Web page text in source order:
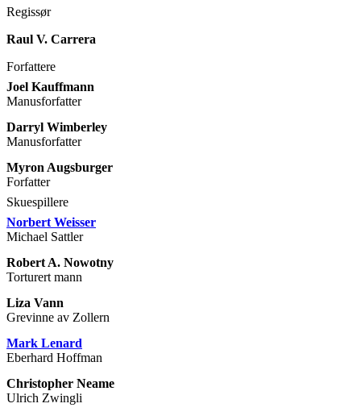
Regissør
Raul V. Carrera
Forfattere
Joel Kauffmann
Manusforfatter
Darryl Wimberley
Manusforfatter
Myron Augsburger
Forfatter
Skuespillere
Norbert Weisser
Michael Sattler
Robert A. Nowotny
Torturert mann
Liza Vann
Grevinne av Zollern
Mark Lenard
Eberhard Hoffman
Christopher Neame
Ulrich Zwingli